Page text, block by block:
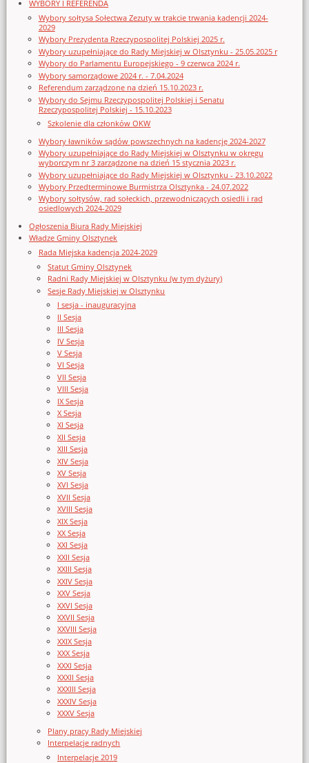
WYBORY I REFERENDA
Wybory sołtysa Sołectwa Zezuty w trakcie trwania kadencji 2024-
2029
Wybory Prezydenta Rzeczypospolitej Polskiej 2025 r.
Wybory uzupełniające do Rady Miejskiej w Olsztynku - 25.05.2025 r
Wybory do Parlamentu Europejskiego - 9 czerwca 2024 r.
Wybory samorządowe 2024 r. - 7.04.2024
Referendum zarządzone na dzień 15.10.2023 r.
Wybory do Sejmu Rzeczypospolitej Polskiej i Senatu
Rzeczypospolitej Polskiej - 15.10.2023
Szkolenie dla członków OKW
Wybory ławników sądów powszechnych na kadencję 2024-2027
Wybory uzupełniające do Rady Miejskiej w Olsztynku w okręgu
wyborczym nr 3 zarządzone na dzień 15 stycznia 2023 r.
Wybory uzupełniające do Rady Miejskiej w Olsztynku - 23.10.2022
Wybory Przedterminowe Burmistrza Olsztynka - 24.07.2022
Wybory sołtysów, rad sołeckich, przewodniczących osiedli i rad
osiedlowych 2024-2029
Ogłoszenia Biura Rady Miejskiej
Władze Gminy Olsztynek
Rada Miejska kadencja 2024-2029
Statut Gminy Olsztynek
Radni Rady Miejskiej w Olsztynku (w tym dyżury)
Sesje Rady Miejskiej w Olsztynku
I sesja - inauguracyjna
II Sesja
III Sesja
IV Sesja
V Sesja
VI Sesja
VII Sesja
VIII Sesja
IX Sesja
X Sesja
XI Sesja
XII Sesja
XIII Sesja
XIV Sesja
XV Sesja
XVI Sesja
XVII Sesja
XVIII Sesja
XIX Sesja
XX Sesja
XXI Sesja
XXII Sesja
XXIII Sesja
XXIV Sesja
XXV Sesja
XXVI Sesja
XXVII Sesja
XXVIII Sesja
XXIX Sesja
XXX Sesja
XXXI Sesja
XXXII Sesja
XXXIII Sesja
XXXIV Sesja
XXXV Sesja
Plany pracy Rady Miejskiej
Interpelacje radnych
Interpelacje 2019